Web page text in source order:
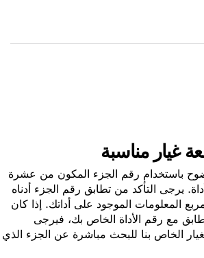
مناسبة
باستخدام رقم الجزء المكون من عشرة
يرجى التأكد من تطابق رقم الجزء أدناه
المعلومات الموجود على أداتك. إذا كان
مع رقم الأداة الخاص بك، فيرجى
الخاص بنا للبحث مباشرة عن الجزء الذي